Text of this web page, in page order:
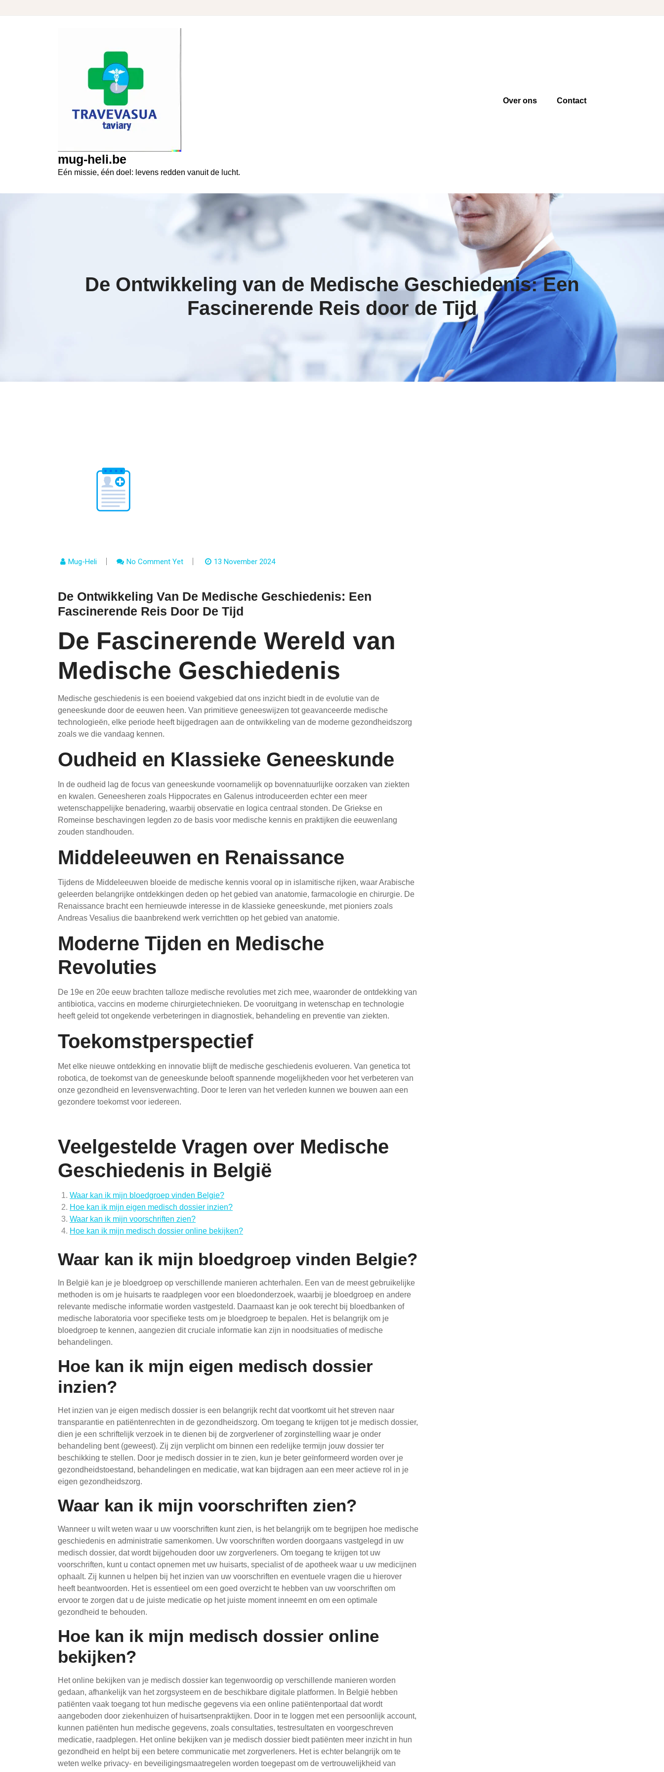
mug-heli.be
Eén missie, één doel: levens redden vanuit de lucht.
Over ons Contact
De Ontwikkeling van de Medische Geschiedenis: Een
Fascinerende Reis door de Tijd
Mug-Heli No Comment Yet 13 November 2024
De Ontwikkeling Van De Medische Geschiedenis: Een
Fascinerende Reis Door De Tijd
De Fascinerende Wereld van
Medische Geschiedenis
Medische geschiedenis is een boeiend vakgebied dat ons inzicht biedt in de evolutie van de
geneeskunde door de eeuwen heen. Van primitieve geneeswijzen tot geavanceerde medische
technologieën, elke periode heeft bijgedragen aan de ontwikkeling van de moderne gezondheidszorg
zoals we die vandaag kennen.
Oudheid en Klassieke Geneeskunde
In de oudheid lag de focus van geneeskunde voornamelijk op bovennatuurlijke oorzaken van ziekten
en kwalen. Geneesheren zoals Hippocrates en Galenus introduceerden echter een meer
wetenschappelijke benadering, waarbij observatie en logica centraal stonden. De Griekse en
Romeinse beschavingen legden zo de basis voor medische kennis en praktijken die eeuwenlang
zouden standhouden.
Middeleeuwen en Renaissance
Tijdens de Middeleeuwen bloeide de medische kennis vooral op in islamitische rijken, waar Arabische
geleerden belangrijke ontdekkingen deden op het gebied van anatomie, farmacologie en chirurgie. De
Renaissance bracht een hernieuwde interesse in de klassieke geneeskunde, met pioniers zoals
Andreas Vesalius die baanbrekend werk verrichtten op het gebied van anatomie.
Moderne Tijden en Medische
Revoluties
De 19e en 20e eeuw brachten talloze medische revoluties met zich mee, waaronder de ontdekking van
antibiotica, vaccins en moderne chirurgietechnieken. De vooruitgang in wetenschap en technologie
heeft geleid tot ongekende verbeteringen in diagnostiek, behandeling en preventie van ziekten.
Toekomstperspectief
Met elke nieuwe ontdekking en innovatie blijft de medische geschiedenis evolueren. Van genetica tot
robotica, de toekomst van de geneeskunde belooft spannende mogelijkheden voor het verbeteren van
onze gezondheid en levensverwachting. Door te leren van het verleden kunnen we bouwen aan een
gezondere toekomst voor iedereen.
Veelgestelde Vragen over Medische
Geschiedenis in België
Waar kan ik mijn bloedgroep vinden Belgie?
Hoe kan ik mijn eigen medisch dossier inzien?
Waar kan ik mijn voorschriften zien?
Hoe kan ik mijn medisch dossier online bekijken?
Waar kan ik mijn bloedgroep vinden Belgie?
In België kan je je bloedgroep op verschillende manieren achterhalen. Een van de meest gebruikelijke
methoden is om je huisarts te raadplegen voor een bloedonderzoek, waarbij je bloedgroep en andere
relevante medische informatie worden vastgesteld. Daarnaast kan je ook terecht bij bloedbanken of
medische laboratoria voor specifieke tests om je bloedgroep te bepalen. Het is belangrijk om je
bloedgroep te kennen, aangezien dit cruciale informatie kan zijn in noodsituaties of medische
behandelingen.
Hoe kan ik mijn eigen medisch dossier
inzien?
Het inzien van je eigen medisch dossier is een belangrijk recht dat voortkomt uit het streven naar
transparantie en patiëntenrechten in de gezondheidszorg. Om toegang te krijgen tot je medisch dossier,
dien je een schriftelijk verzoek in te dienen bij de zorgverlener of zorginstelling waar je onder
behandeling bent (geweest). Zij zijn verplicht om binnen een redelijke termijn jouw dossier ter
beschikking te stellen. Door je medisch dossier in te zien, kun je beter geïnformeerd worden over je
gezondheidstoestand, behandelingen en medicatie, wat kan bijdragen aan een meer actieve rol in je
eigen gezondheidszorg.
Waar kan ik mijn voorschriften zien?
Wanneer u wilt weten waar u uw voorschriften kunt zien, is het belangrijk om te begrijpen hoe medische
geschiedenis en administratie samenkomen. Uw voorschriften worden doorgaans vastgelegd in uw
medisch dossier, dat wordt bijgehouden door uw zorgverleners. Om toegang te krijgen tot uw
voorschriften, kunt u contact opnemen met uw huisarts, specialist of de apotheek waar u uw medicijnen
ophaalt. Zij kunnen u helpen bij het inzien van uw voorschriften en eventuele vragen die u hierover
heeft beantwoorden. Het is essentieel om een goed overzicht te hebben van uw voorschriften om
ervoor te zorgen dat u de juiste medicatie op het juiste moment inneemt en om een optimale
gezondheid te behouden.
Hoe kan ik mijn medisch dossier online
bekijken?
Het online bekijken van je medisch dossier kan tegenwoordig op verschillende manieren worden
gedaan, afhankelijk van het zorgsysteem en de beschikbare digitale platformen. In België hebben
patiënten vaak toegang tot hun medische gegevens via een online patiëntenportaal dat wordt
aangeboden door ziekenhuizen of huisartsenpraktijken. Door in te loggen met een persoonlijk account,
kunnen patiënten hun medische gegevens, zoals consultaties, testresultaten en voorgeschreven
medicatie, raadplegen. Het online bekijken van je medisch dossier biedt patiënten meer inzicht in hun
gezondheid en helpt bij een betere communicatie met zorgverleners. Het is echter belangrijk om te
weten welke privacy- en beveiligingsmaatregelen worden toegepast om de vertrouwelijkheid van